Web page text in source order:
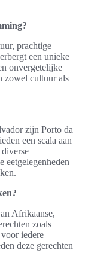
prachtige
een unieke
onvergetelijke
zowel cultuur als
zijn Porto da
een scala aan
eetgelegenheden
Afrikaanse,
zoals
iedere
deze gerechten